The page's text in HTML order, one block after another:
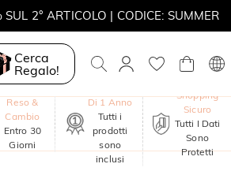
2° ARTICOLO | CODICE: SUMMER
3, COLLANA IN REGALO
Cerca
Regalo!
Reso &
Cambio
Entro 30
Giorni
Di 1 Anno
Tutti i
prodotti
sono
inclusi
Shopping
Sicuro
Tutti I Dati
Sono
Protetti